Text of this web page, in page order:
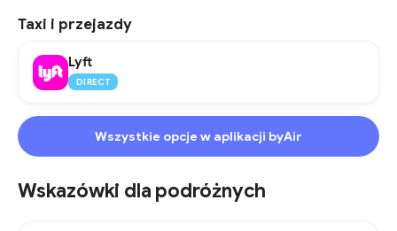
Taxi i przejazdy
Lyft
DIRECT
Wszystkie opcje w aplikacji byAir
Wskazówki dla podróżnych